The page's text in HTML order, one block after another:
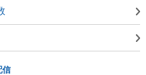
信